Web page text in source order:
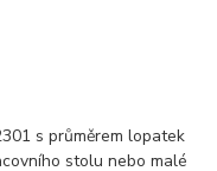
s průměrem lopatek
stolu nebo malé